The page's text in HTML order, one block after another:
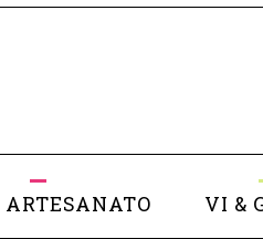
ARTESANATO VI &